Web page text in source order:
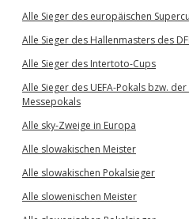
Alle Sieger des europäischen
Alle Sieger des Hallenmasters des
Alle Sieger des Intertoto-Cups
Alle Sieger des UEFA-Pokals bzw.
Messepokals
Alle sky-Zweige in Europa
Alle slowakischen Meister
Alle slowakischen Pokalsieger
Alle slowenischen Meister